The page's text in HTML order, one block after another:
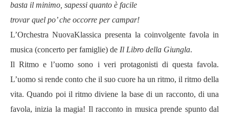
basta il minimo, sapessi quanto è facile
trovar quel po’ che occorre per campar!
L’Orchestra NuovaKlassica presenta la coinvolgente favola in
musica (concerto per famiglie) de Il Libro della Giungla.
Il Ritmo e l’uomo sono i veri protagonisti di questa favola.
L’uomo si rende conto che il suo cuore ha un ritmo, il ritmo della
vita. Quando poi il ritmo diviene la base di un racconto, di una
favola, inizia la magia! Il racconto in musica prende spunto dal